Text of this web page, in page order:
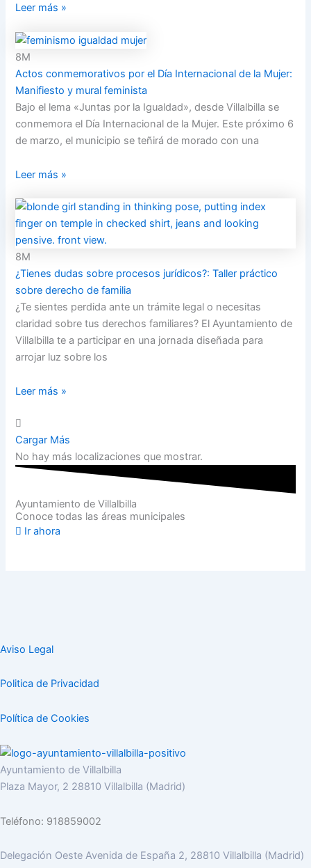
Leer más »
8M
Actos conmemorativos por el Día Internacional de la Mujer:
Manifiesto y mural feminista
Bajo el lema «Juntas por la Igualdad», desde Villalbilla se
conmemora el Día Internacional de la Mujer. Este próximo 6
de marzo, el municipio se teñirá de morado con una
Leer más »
8M
¿Tienes dudas sobre procesos jurídicos?: Taller práctico
sobre derecho de familia
¿Te sientes perdida ante un trámite legal o necesitas
claridad sobre tus derechos familiares? El Ayuntamiento de
Villalbilla te a participar en una jornada diseñada para
arrojar luz sobre los
Leer más »
Cargar Más
No hay más localizaciones que mostrar.
Ayuntamiento de Villalbilla
Conoce todas las áreas municipales
Ir ahora
Aviso Legal
Politica de Privacidad
Política de Cookies
Ayuntamiento de Villalbilla
Plaza Mayor, 2 28810 Villalbilla (Madrid)
Teléfono: 918859002
Delegación Oeste Avenida de España 2, 28810 Villalbilla (Madrid)